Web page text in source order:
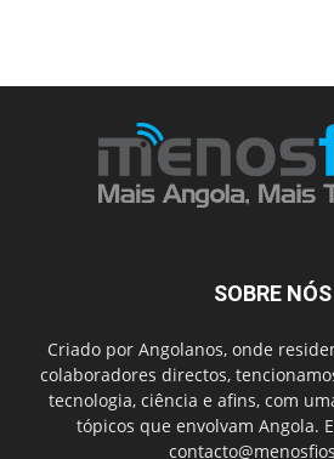
SOBRE NÓS
Criado por Angolanos, onde
colaboradores directos,
tecnologia, ciência e afins, com
tópicos que envolvam Angola.